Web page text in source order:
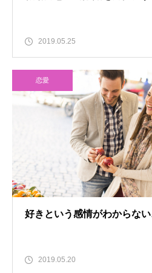
2019.05.25
恋愛
好きという感情がわからな
2019.05.20